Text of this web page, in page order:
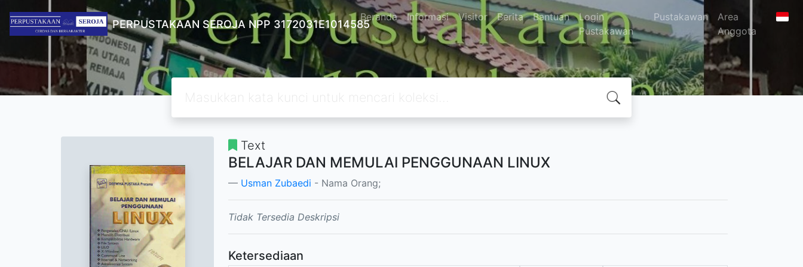
PERPUSTAKAAN SEROJA NPP 3172031E1014585
Beranda Informasi Visitor Berita Bantuan
Login
Pustakawan
Pustakawan
Area
Anggota
Text
BELAJAR DAN MEMULAI PENGGUNAAN LINUX
Usman Zubaedi - Nama Orang;
Tidak Tersedia Deskripsi
Ketersediaan